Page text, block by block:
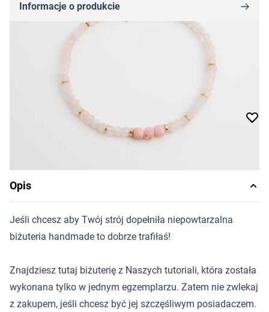
Informacje o produkcie
100,02 zł
produkt niedostępny
Powiadom o dostępności
Opis
Jeśli chcesz aby Twój strój dopełniła niepowtarzalna
biżuteria handmade to dobrze trafiłaś!
Znajdziesz tutaj biżuterię z Naszych tutoriali, która została
wykonana tylko w jednym egzemplarzu. Zatem nie zwlekaj
z zakupem, jeśli chcesz być jej szczęśliwym posiadaczem.